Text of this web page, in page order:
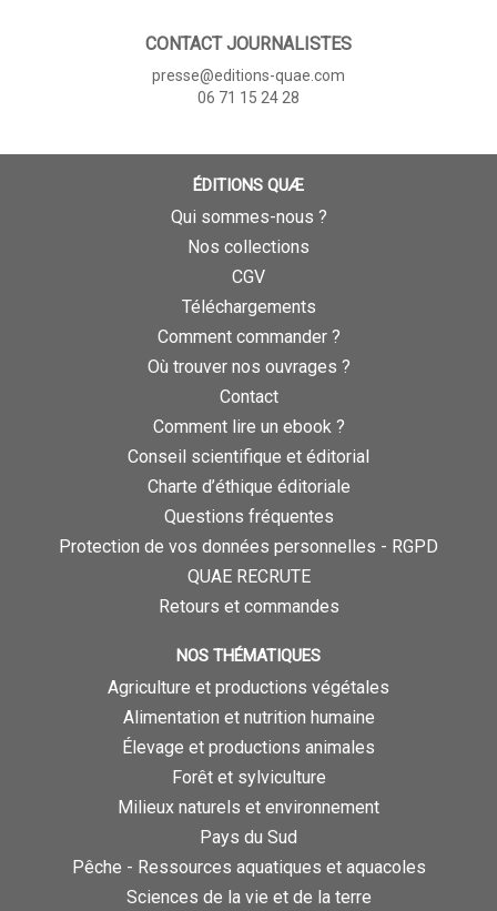
CONTACT JOURNALISTES
presse@editions-quae.com
06 71 15 24 28
ÉDITIONS QUÆ
Qui sommes-nous ?
Nos collections
CGV
Téléchargements
Comment commander ?
Où trouver nos ouvrages ?
Contact
Comment lire un ebook ?
Conseil scientifique et éditorial
Charte d’éthique éditoriale
Questions fréquentes
Protection de vos données personnelles - RGPD
QUAE RECRUTE
Retours et commandes
NOS THÉMATIQUES
Agriculture et productions végétales
Alimentation et nutrition humaine
Élevage et productions animales
Forêt et sylviculture
Milieux naturels et environnement
Pays du Sud
Pêche - Ressources aquatiques et aquacoles
Sciences de la vie et de la terre